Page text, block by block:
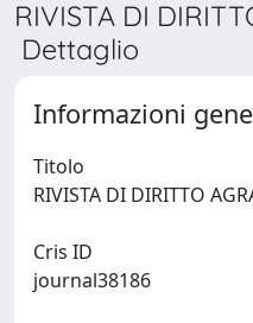
RIVISTA DI
Dettaglio
Informazioni
Titolo
Cris ID